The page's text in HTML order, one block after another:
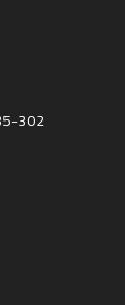
302